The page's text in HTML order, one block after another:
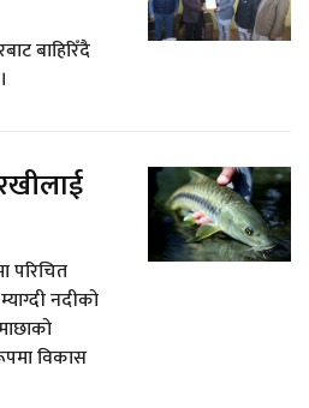
बाहिरिँदै
परिचित
नदीको
विकास